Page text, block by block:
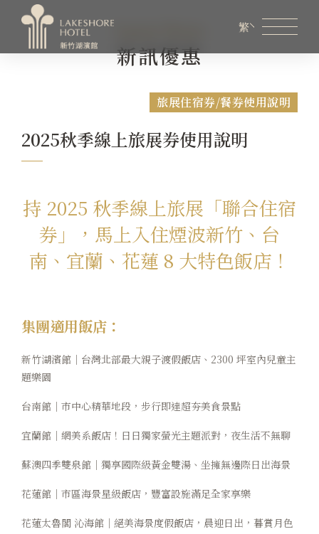
繁
新訊優惠
旅展住宿券/餐券使用說明
2025秋季線上旅展券使用說明
持 2025 秋季線上旅展「聯合住宿
券」，馬上入住煙波新竹、台
南、宜蘭、花蓮 8 大特色飯店！
集團適用飯店：
新竹湖濱館｜台灣北部最大親子渡假飯店、2300 坪室內兒童主
題樂園
台南館｜市中心精華地段，步行即達超夯美食景點
宜蘭館｜網美系飯店！日日獨家螢光主題派對，夜生活不無聊
蘇澳四季雙泉館｜獨享國際級黃金雙湯、坐擁無邊際日出海景
花蓮館｜市區海景星級飯店，豐富設施滿足全家享樂
花蓮太魯閣 沁海館｜絕美海景度假飯店，晨迎日出，暮賞月色
煙波生活線上購物 線上旅展券使用說明
客房資訊
餐飲美饌
婚宴會議
新訊優惠
卡樂次元
煙波早午餐
在地旅行
永續專區
常見問題